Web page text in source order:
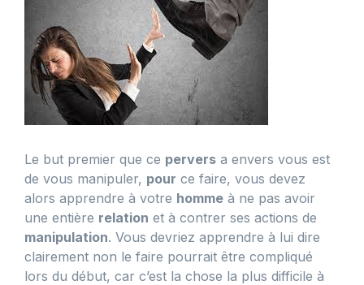
Le but premier que ce pervers a envers vous est
de vous manipuler, pour ce faire, vous devez
alors apprendre à votre homme à ne pas avoir
une entière relation et à contrer ses actions de
manipulation. Vous devriez apprendre à lui dire
clairement non le faire pourrait être compliqué
lors du début, car c’est la chose la plus difficile à